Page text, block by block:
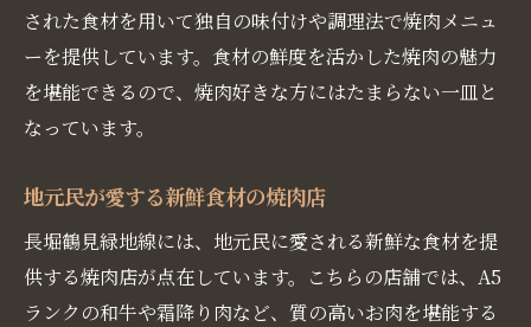
された食材を用いて独自の味付けや調理法で焼肉メニュ
ーを提供しています。食材の鮮度を活かした焼肉の魅力
を堪能できるので、焼肉好きな方にはたまらない一皿と
なっています。
地元民が愛する新鮮食材の焼肉店
長堀鶴見緑地線には、地元民に愛される新鮮な食材を提
供する焼肉店が点在しています。こちらの店舗では、A5
ランクの和牛や霜降り肉など、質の高いお肉を堪能する